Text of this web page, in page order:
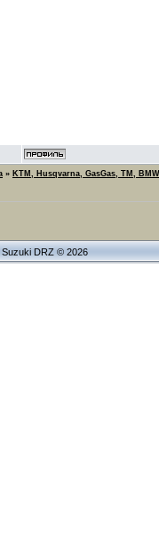
» KTM, Husqvarna, GasGas, TM,
DRZ © 2026